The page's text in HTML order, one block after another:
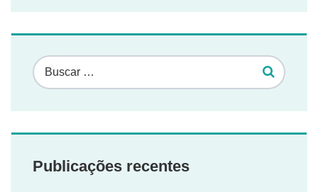
Publicações recentes